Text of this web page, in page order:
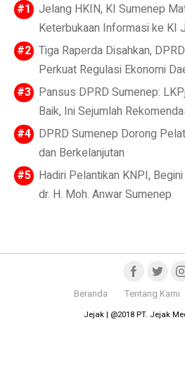
Jelang HKIN, KI Sumenep
Keterbukaan Informasi ke KI
Tiga Raperda Disahkan,
Perkuat Regulasi Ekonomi
Pansus DPRD Sumenep:
Baik, Ini Sejumlah
DPRD Sumenep Dorong
dan Berkelanjutan
Hadiri Pelantikan KNPI,
dr. H. Moh. Anwar Sumenep
Beranda Tentang Kami
Jejak | @2018 PT. Jejak